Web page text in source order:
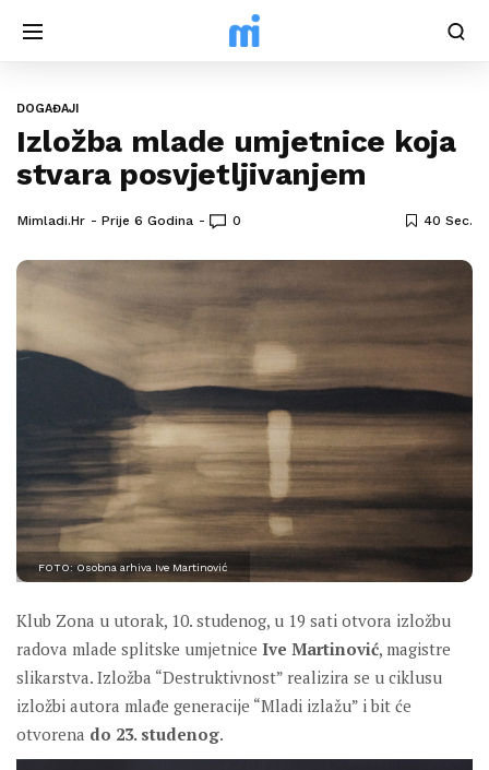
DOGAĐAJI
Izložba mlade umjetnice koja
stvara posvjetljivanjem
Mimladi.hr Prije 6 Godina 0 40 Sec.
FOTO: Osobna arhiva Ive Martinović
Klub Zona u utorak, 10. studenog, u 19 sati otvora izložbu
radova mlade splitske umjetnice Ive Martinović, magistre
slikarstva. Izložba “Destruktivnost” realizira se u ciklusu
izložbi autora mlađe generacije “Mladi izlažu” i bit će
otvorena do 23. studenog.